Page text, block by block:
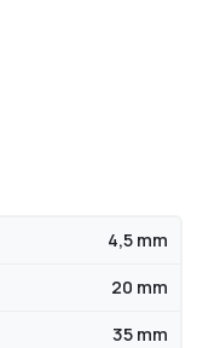
4,5 mm
20 mm
35 mm